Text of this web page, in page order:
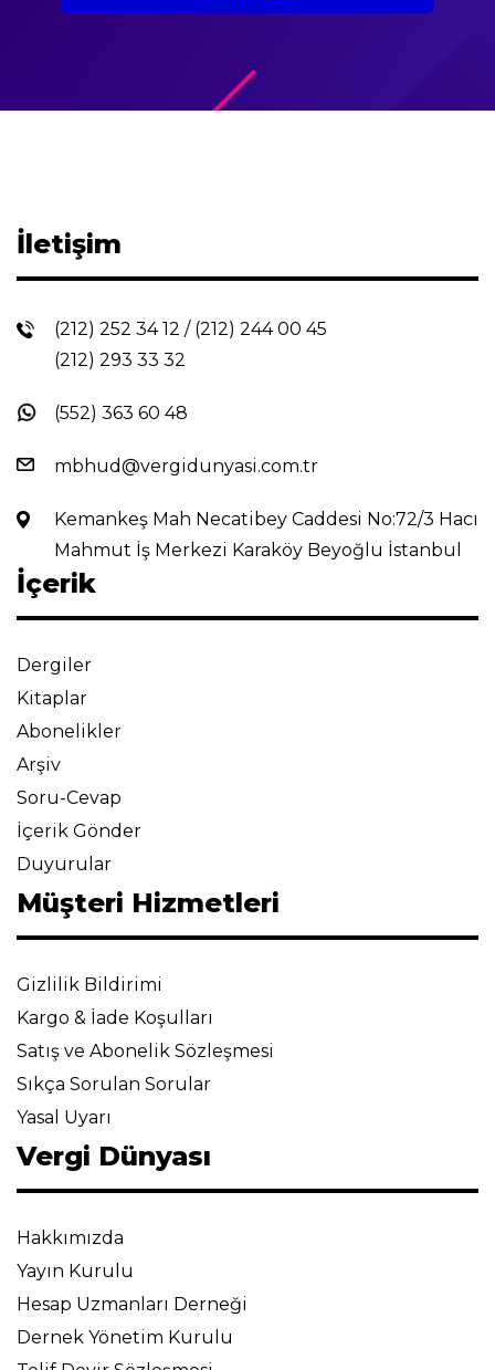
İletişim
(212) 252 34 12 / (212) 244 00 45
(212) 293 33 32
(552) 363 60 48
mbhud@vergidunyasi.com.tr
Kemankeş Mah Necatibey Caddesi No:72/3 Hacı
Mahmut İş Merkezi Karaköy Beyoğlu İstanbul
İçerik
Dergiler
Kitaplar
Abonelikler
Arşiv
Soru-Cevap
İçerik Gönder
Duyurular
Müşteri Hizmetleri
Gizlilik Bildirimi
Kargo & İade Koşulları
Satış ve Abonelik Sözleşmesi
Sıkça Sorulan Sorular
Yasal Uyarı
Vergi Dünyası
Hakkımızda
Yayın Kurulu
Hesap Uzmanları Derneği
Dernek Yönetim Kurulu